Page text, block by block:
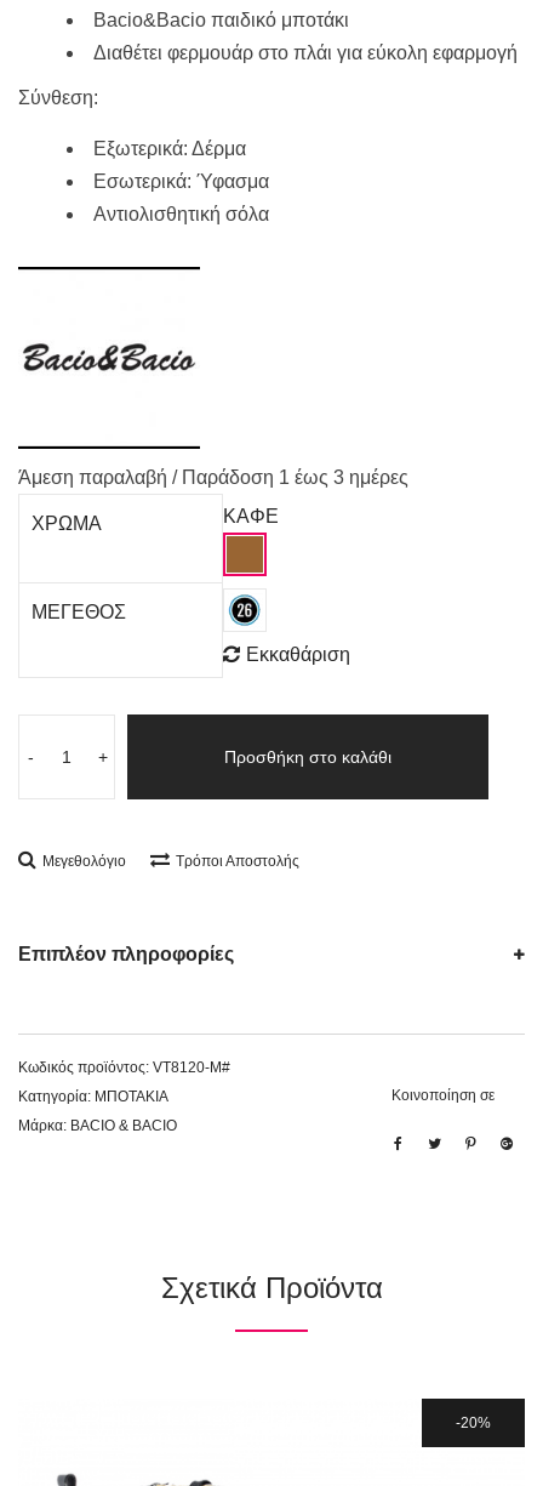
Bacio&Bacio παιδικό μποτάκι
Διαθέτει φερμουάρ στο πλάι για εύκολη εφαρμογή
Σύνθεση:
Εξωτερικά: Δέρμα
Εσωτερικά: Ύφασμα
Αντιολισθητική σόλα
Άμεση παραλαβή / Παράδoση 1 έως 3 ημέρες
ΧΡΩΜΑ ΚΑΦΕ
ΜΕΓΕΘΟΣ
Εκκαθάριση
- + Προσθήκη στο καλάθι
Μεγεθολόγιο Τρόποι Αποστολής
Επιπλέον πληροφορίες
Κωδικός προϊόντος: VT8120-M#
Κατηγορία: ΜΠΟΤΑΚΙΑ
Μάρκα: BACIO & BACIO
Κοινοποίηση σε
Σχετικά Προϊόντα
20%